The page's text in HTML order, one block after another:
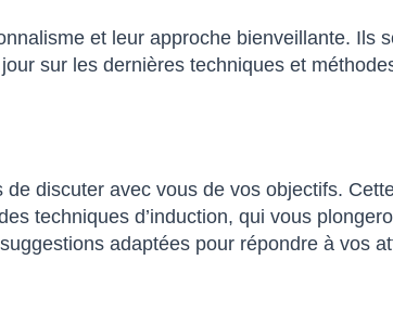
et leur approche bienveillante. Ils
sur les dernières techniques et
discuter avec vous de vos objectifs.
techniques d’induction, qui vous
adaptées pour répondre à vos